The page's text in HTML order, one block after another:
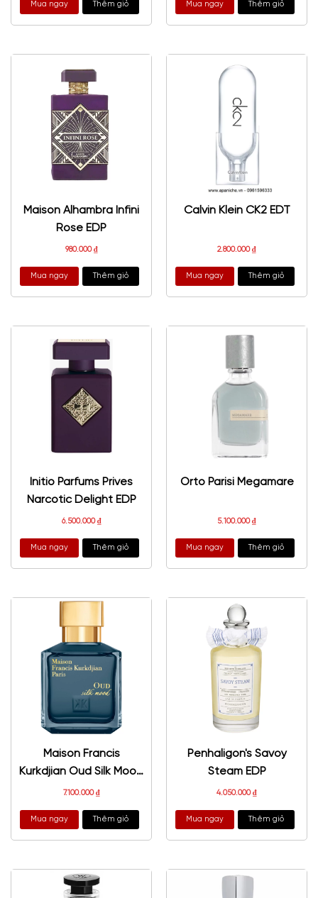
Mua ngay Thêm giỏ Mua ngay Thêm giỏ
Maison Alhambra Infini
Rose EDP
980.000₫
Mua ngay Thêm giỏ
Calvin Klein CK2 EDT
2.800.000₫
Mua ngay Thêm giỏ
Initio Parfums Prives
Narcotic Delight EDP
6.500.000₫
Mua ngay Thêm giỏ
Orto Parisi Megamare
5.100.000₫
Mua ngay Thêm giỏ
Maison Francis
Kurkdjian Oud Silk Mood
EDP
7.100.000₫
Mua ngay Thêm giỏ
Penhaligon's Savoy
Steam EDP
4.050.000₫
Mua ngay Thêm giỏ